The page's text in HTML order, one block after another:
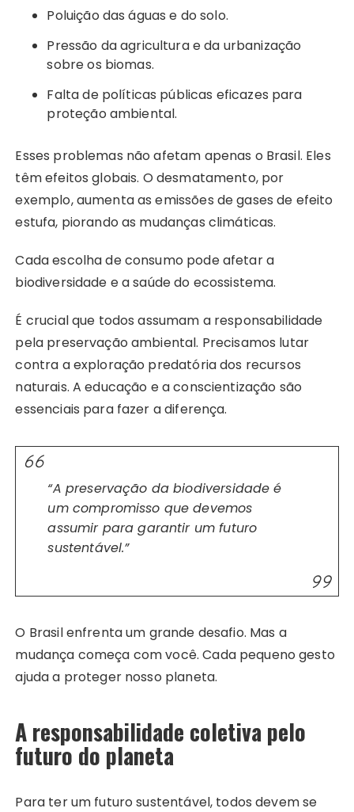
Poluição das águas e do solo.
Pressão da agricultura e da urbanização
sobre os biomas.
Falta de políticas públicas eficazes para
proteção ambiental.
Esses problemas não afetam apenas o Brasil. Eles
têm efeitos globais. O desmatamento, por
exemplo, aumenta as emissões de gases de efeito
estufa, piorando as mudanças climáticas.
Cada escolha de consumo pode afetar a
biodiversidade e a saúde do ecossistema.
É crucial que todos assumam a responsabilidade
pela preservação ambiental. Precisamos lutar
contra a exploração predatória dos recursos
naturais. A educação e a conscientização são
essenciais para fazer a diferença.
“A preservação da biodiversidade é
um compromisso que devemos
assumir para garantir um futuro
sustentável.”
O Brasil enfrenta um grande desafio. Mas a
mudança começa com você. Cada pequeno gesto
ajuda a proteger nosso planeta.
A responsabilidade coletiva pelo
futuro do planeta
Para ter um futuro sustentável, todos devem se